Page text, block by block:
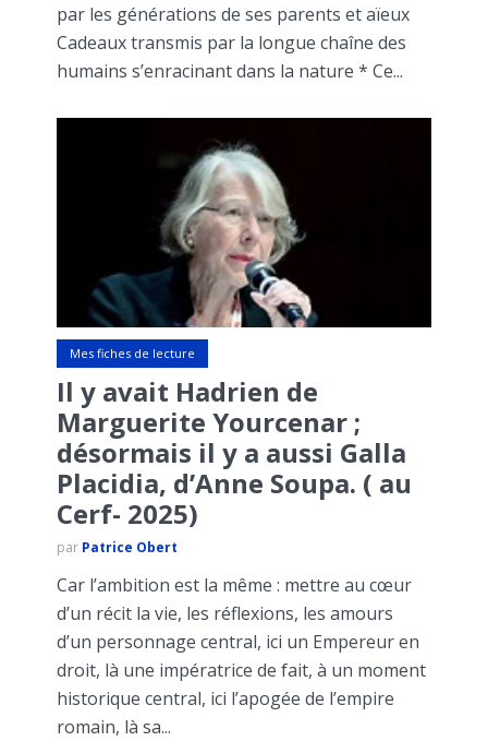
par les générations de ses parents et aïeux
Cadeaux transmis par la longue chaîne des
humains s’enracinant dans la nature * Ce...
Mes fiches de lecture
Il y avait Hadrien de
Marguerite Yourcenar ;
désormais il y a aussi Galla
Placidia, d’Anne Soupa. ( au
Cerf- 2025)
par Patrice Obert
Car l’ambition est la même : mettre au cœur
d’un récit la vie, les réflexions, les amours
d’un personnage central, ici un Empereur en
droit, là une impératrice de fait, à un moment
historique central, ici l’apogée de l’empire
romain, là sa...